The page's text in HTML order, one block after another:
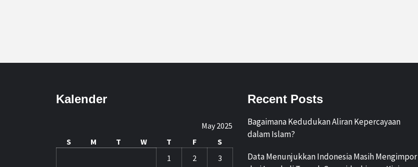
Kalender
May 2025
S
M T W T F
S
1
2 3
Recent Posts
Bagaimana Kedudukan Aliran Kepercayaan
dalam Islam?
Data Menunjukkan Indonesia Masih Mengimpor